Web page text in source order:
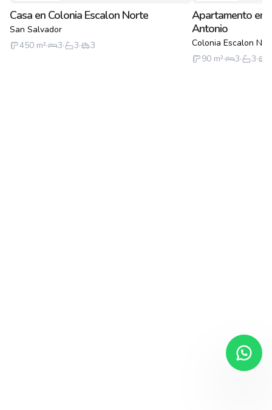
Casa en Colonia Escalon Norte
San Salvador
450 m²· 3· 3· 3
Apartamento en
Antonio
Colonia Escalon
90 m²· 3· 3·